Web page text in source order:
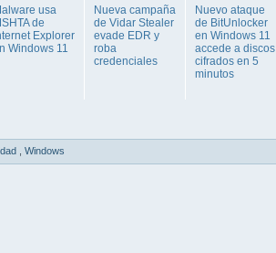
usa
de
Explorer
Windows 11
Nueva campaña
de Vidar Stealer
evade EDR y
roba
credenciales
Nuevo ataque
de BitUnlocker
en Windows 11
accede a discos
cifrados en 5
minutos
Windows